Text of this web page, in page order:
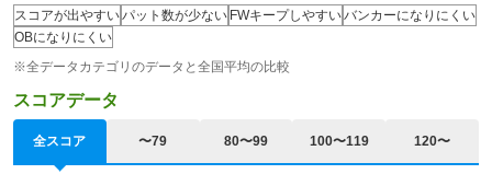
スコアが出やすいパット数が少ない FWキープしやすいバンカーになりにくい
OBになりにくい
※全データカテゴリのデータと全国平均の比較
スコアデータ
全スコア 〜79 80〜99 100〜119 120〜